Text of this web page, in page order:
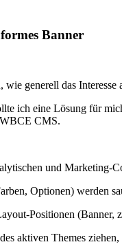
Banner
generell das Interesse
ich eine Lösung für
CMS.
und Marketing-
Optionen) werden
Positionen (Banner,
aktiven Themes